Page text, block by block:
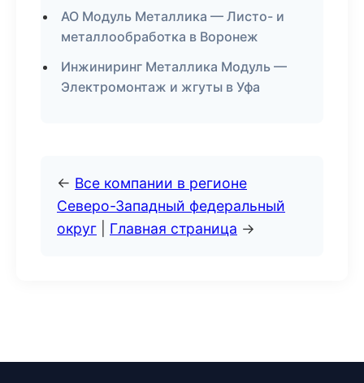
АО Модуль Металлика — Листо- и
металлообработка в Воронеж
Инжиниринг Металлика Модуль —
Электромонтаж и жгуты в Уфа
← Все компании в регионе
Северо-Западный федеральный
округ
Главная страница →